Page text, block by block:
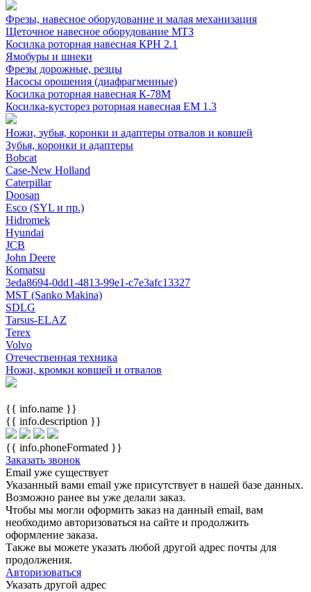
Фрезы, навесное оборудование и малая механизация
Щеточное навесное оборудование МТЗ
Косилка роторная навесная КРН 2.1
Ямобуры и шнеки
Фрезы дорожные, резцы
Насосы орошения (диафрагменные)
Косилка роторная навесная К-78М
Косилка-кусторез роторная навесная ЕМ 1.3
Ножи, зубья, коронки и адаптеры отвалов и ковшей
Зубья, коронки и адаптеры
Bobcat
Case-New Holland
Caterpillar
Doosan
Esco (SYL и пр.)
Hidromek
Hyundai
JCB
John Deere
Komatsu
3eda8694-0dd1-4813-99e1-c7e3afc13327
MST (Sanko Makina)
SDLG
Tarsus-ELAZ
Terex
Volvo
Отечественная техника
Ножи, кромки ковшей и отвалов
{{ info.name }}
{{ info.description }}
{{ info.phoneFormated }}
Заказать звонок
Email уже существует
Указанный вами email уже присутствует в нашей базе данных.
Возможно ранее вы уже делали заказ.
Чтобы мы могли оформить заказ на данный email, вам
необходимо авторизоваться на сайте и продолжить
оформление заказа.
Также вы можете указать любой другой адрес почты для
продолжения.
Авторизоваться
Указать другой адрес